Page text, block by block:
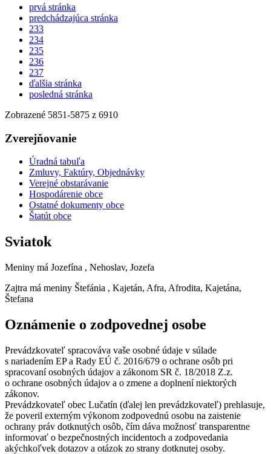
prvá stránka
predchádzajúca stránka
233
234
235
236
237
ďalšia stránka
posledná stránka
Zobrazené 5851-5875 z 6910
Zverejňovanie
Úradná tabuľa
Zmluvy, Faktúry, Objednávky
Verejné obstarávanie
Hospodárenie obce
Ostatné dokumenty obce
Štatút obce
Sviatok
Meniny má Jozefína , Nehoslav, Jozefa
Zajtra má meniny Štefánia , Kajetán, Afra, Afrodita, Kajetána,
Štefana
Oznámenie o zodpovednej osobe
Prevádzkovateľ spracováva vaše osobné údaje v súlade
s nariadením EP a Rady EÚ č. 2016/679 o ochrane osôb pri
spracovaní osobných údajov a zákonom SR č. 18/2018 Z.z.
o ochrane osobných údajov a o zmene a doplnení niektorých
zákonov.
Prevádzkovateľ obec Lučatín (ďalej len prevádzkovateľ) prehlasuje,
že poveril externým výkonom zodpovednú osobu na zaistenie
ochrany práv dotknutých osôb, čím dáva možnosť transparentne
informovať o bezpečnostných incidentoch a zodpovedania
akýchkoľvek dotazov a otázok zo strany dotknutej osoby.